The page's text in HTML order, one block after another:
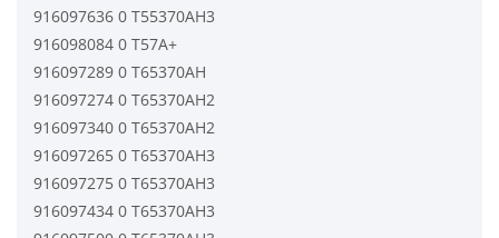
916097636 0 T55370AH3
916098084 0 T57A+
916097289 0 T65370AH
916097274 0 T65370AH2
916097340 0 T65370AH2
916097265 0 T65370AH3
916097275 0 T65370AH3
916097434 0 T65370AH3